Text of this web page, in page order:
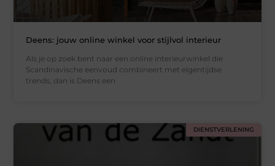
Deens: jouw online winkel voor stijlvol interieur
Als je op zoek bent naar een online interieurwinkel die
Scandinavische eenvoud combineert met eigentijdse
trends, dan is Deens een
DIENSTVERLENING